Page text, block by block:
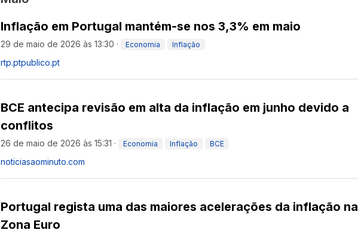
Inflação em Portugal mantém-se nos 3,3% em maio
29 de maio de 2026 às 13:30 · Economia Inflação
rtp.ptpublico.pt
BCE antecipa revisão em alta da inflação em junho devido a
conflitos
26 de maio de 2026 às 15:31 · Economia Inflação BCE
noticiasaominuto.com
Portugal regista uma das maiores acelerações da inflação na
Zona Euro